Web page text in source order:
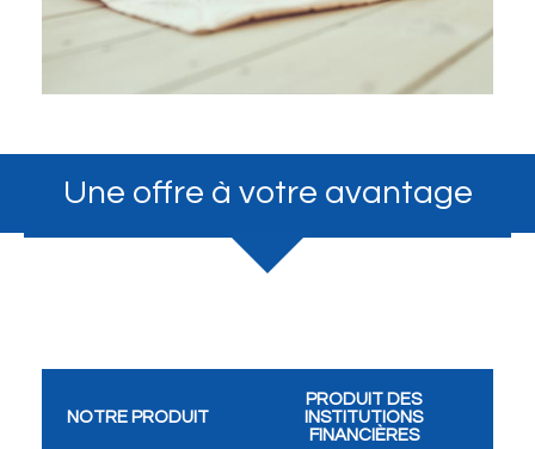
Une offre à votre avantage
NOTRE PRODUIT
PRODUIT DES
INSTITUTIONS
FINANCIÈRES